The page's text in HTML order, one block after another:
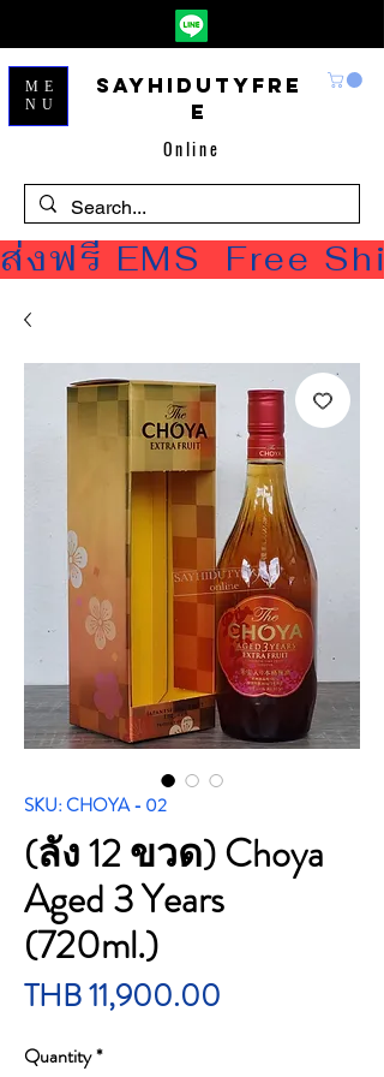
Sayhidutyfre
e
Online
ME
NU
ส่งฟรี EMS  Free
SKU: CHOYA - 02
(ลัง 12 ขวด) Choya
Aged 3 Years
(720ml.)
THB 11,900.00
Quantity*